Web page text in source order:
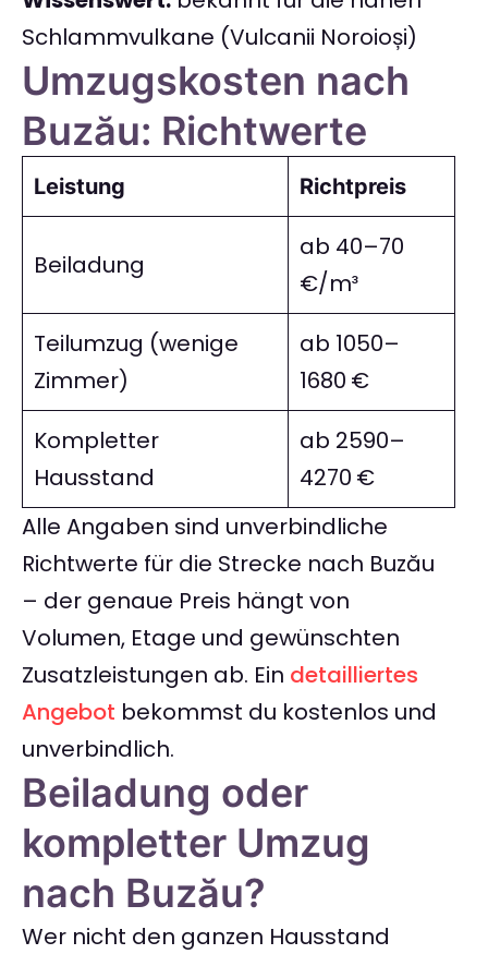
Schlammvulkane (Vulcanii Noroioși)
Umzugskosten nach
Buzău: Richtwerte
Leistung Richtpreis
Beiladung
ab 40–70
€/m³
Teilumzug (wenige
Zimmer)
ab 1050–
1680 €
Kompletter
Hausstand
ab 2590–
4270 €
Alle Angaben sind unverbindliche
Richtwerte für die Strecke nach Buzău
– der genaue Preis hängt von
Volumen, Etage und gewünschten
Zusatzleistungen ab. Ein detailliertes
Angebot bekommst du kostenlos und
unverbindlich.
Beiladung oder
kompletter Umzug
nach Buzău?
Wer nicht den ganzen Hausstand